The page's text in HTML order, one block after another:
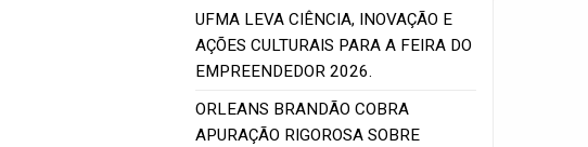
UFMA LEVA CIÊNCIA, INOVAÇÃO E
AÇÕES CULTURAIS PARA A FEIRA DO
EMPREENDEDOR 2026.
ORLEANS BRANDÃO COBRA
APURAÇÃO RIGOROSA SOBRE